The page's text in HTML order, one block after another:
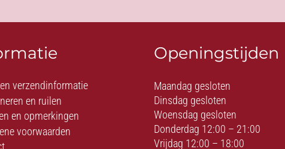
verzendinformatie
en ruilen
en opmerkingen
voorwaarden
Openingstijden
Maandag gesloten
Dinsdag gesloten
Woensdag gesloten
Donderdag 12:00 – 21:00
Vrijdag 12:00 – 18:00